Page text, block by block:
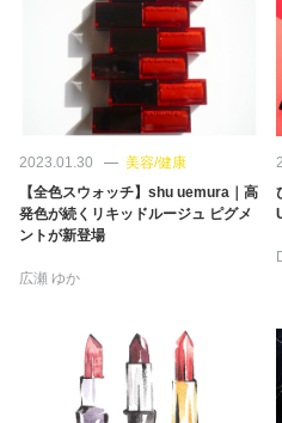
グルメ
トラベル
カルチャー/エンタメ
性と愛
ゲーム
2023.01.30
美容/健康
【全色スウォッチ】shu uemura｜高
発色が続くリキッドルージュ ピグメ
ントが新登場
広瀬 ゆか